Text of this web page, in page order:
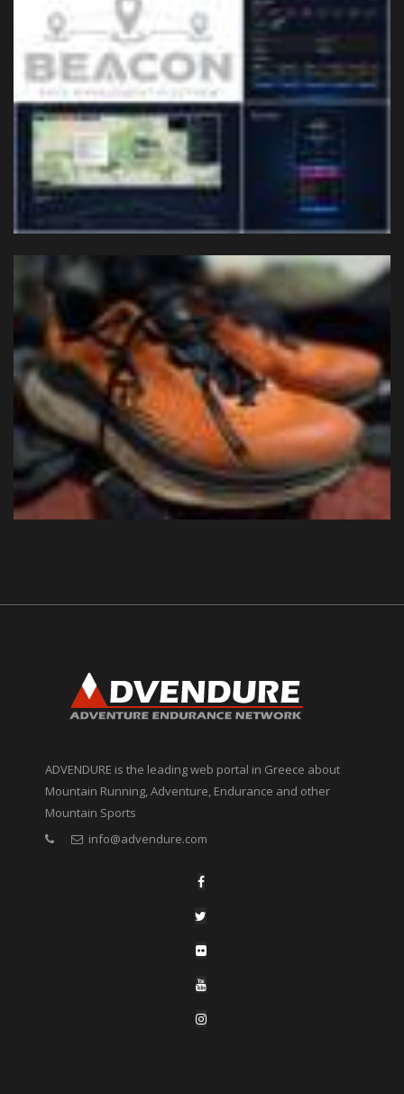
ADVENDURE is the leading web portal in Greece about
Mountain Running, Adventure, Endurance and other
Mountain Sports
info@advendure.com